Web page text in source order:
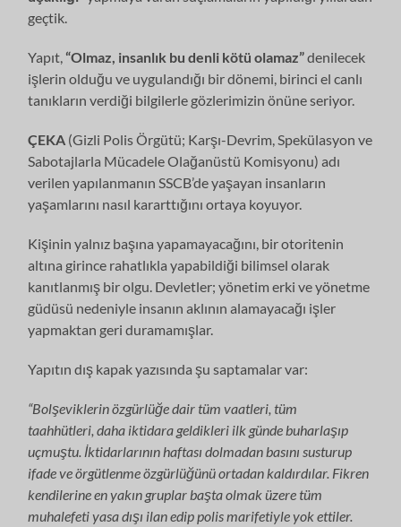
geçtik.
Yapıt,“Olmaz, insanlık bu denli kötü olamaz”denilecek
işlerin olduğu ve uygulandığı bir dönemi, birinci el canlı
tanıkların verdiği bilgilerle gözlerimizin önüne seriyor.
ÇEKA (Gizli Polis Örgütü; Karşı-Devrim, Spekülasyon ve
Sabotajlarla Mücadele Olağanüstü Komisyonu) adı
verilen yapılanmanın SSCB’de yaşayan insanların
yaşamlarını nasıl kararttığını ortaya koyuyor.
Kişinin yalnız başına yapamayacağını, bir otoritenin
altına girince rahatlıkla yapabildiği bilimsel olarak
kanıtlanmış bir olgu. Devletler; yönetim erki ve yönetme
güdüsü nedeniyle insanın aklının alamayacağı işler
yapmaktan geri duramamışlar.
Yapıtın dış kapak yazısında şu saptamalar var:
“Bolşeviklerin özgürlüğe dair tüm vaatleri, tüm
taahhütleri, daha iktidara geldikleri ilk günde buharlaşıp
uçmuştu. İktidarlarının haftası dolmadan basını susturup
ifade ve örgütlenme özgürlüğünü ortadan kaldırdılar. Fikren
kendilerine en yakın gruplar başta olmak üzere tüm
muhalefeti yasa dışı ilan edip polis marifetiyle yok ettiler.